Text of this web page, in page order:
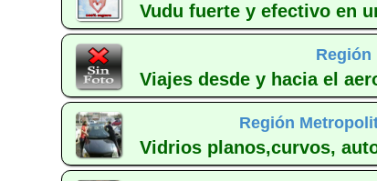
Vudu fuerte y efectivo en
Región
Viajes desde y hacia el
Región
Vidrios planos,curvos,